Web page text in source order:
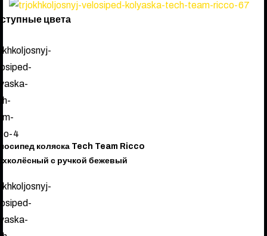
цвета
коляска Tech Team Ricco
с ручкой бежевый